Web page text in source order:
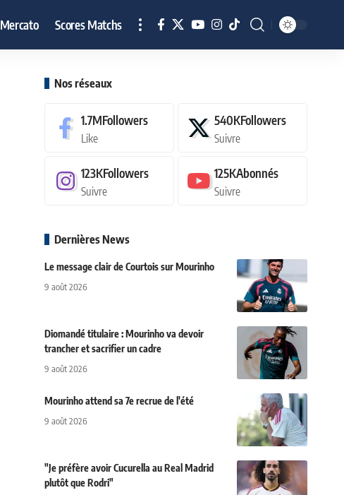
Mercato Scores Matchs
Nos réseaux
1.7MFollowers
Like
540KFollowers
Suivre
123KFollowers
Suivre
125KAbonnés
Suivre
Dernières News
Le message clair de Courtois sur Mourinho
9 août 2026
Diomandé titulaire : Mourinho va devoir
trancher et sacrifier un cadre
9 août 2026
Mourinho attend sa 7e recrue de l'été
9 août 2026
"Je préfère avoir Cucurella au Real Madrid
plutôt que Rodri"